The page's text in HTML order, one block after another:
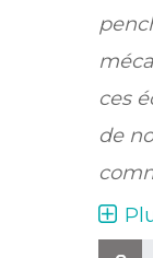
ces
de